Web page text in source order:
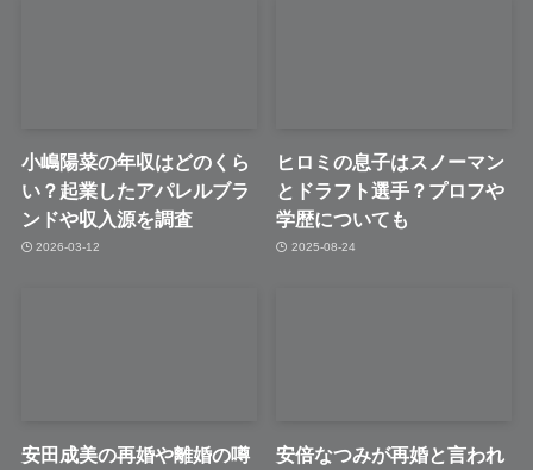
小嶋陽菜の年収はどのくら
い？起業したアパレルブラ
ンドや収入源を調査
2026-03-12
ヒロミの息子はスノーマン
とドラフト選手？プロフや
学歴についても
2025-08-24
安田成美の再婚や離婚の噂
安倍なつみが再婚と言われ